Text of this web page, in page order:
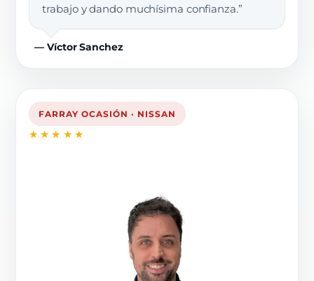
trabajo y dando muchísima confianza.”
— Víctor Sanchez
FARRAY OCASIÓN · NISSAN
★★★★★